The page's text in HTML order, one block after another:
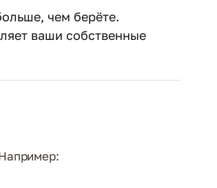
чем берёте.
ваши собственные